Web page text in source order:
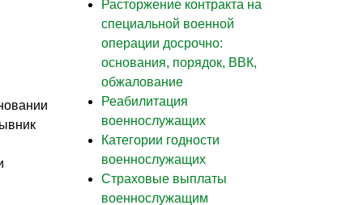
Расторжение контракта на
специальной военной
операции досрочно:
основания, порядок, ВВК,
обжалование
Реабилитация
военнослужащих
Категории годности
военнослужащих
Страховые выплаты
военнослужащим